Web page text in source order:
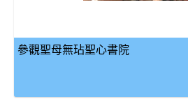
參觀聖母無玷聖心書院